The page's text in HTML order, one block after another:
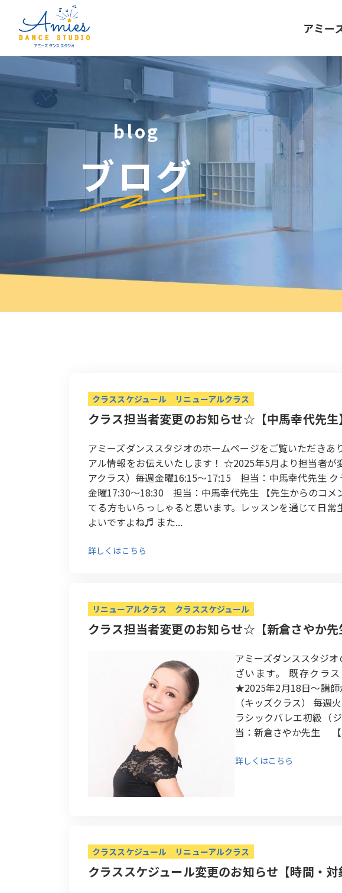
アミー
blog
ブログ
クラススケジュール リニューアルクラス
クラス担当者変更のお知らせ☆【中馬幸代先生】
アミーズダンススタジオのホームページをご覧いただき
アル情報をお伝えいたします！ ☆2025年5月より担当者
アクラス）毎週金曜16:15〜17:15 担当：中馬幸代先生
金曜17:30〜18:30 担当：中馬幸代先生 【先生からのコメ
てる方もいらっしゃると思います。レッスンを通じて日
よいですよね♬ また...
詳しくはこちら
リニューアルクラス クラススケジュール
クラス担当者変更のお知らせ☆【新倉さやか先
アミーズダンススタジ
ざいます。 既存クラ
★2025年2月18日～講
（キッズクラス） 毎
ラシックバレエ初級（
当：新倉さやか先生 【
詳しくはこちら
クラススケジュール リニューアルクラス
クラススケジュール変更のお知らせ【時間・対